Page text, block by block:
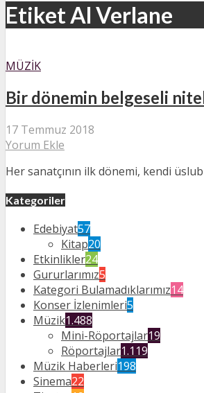
Etiket Al Verlane
MÜZIK
Bir dönemin belgeseli
17 Temmuz 2018
Yorum Ekle
Her sanatçının ilk dönemi, kendi
Kategoriler
Edebiyat57
Kitap20
Etkinlikler24
Gururlarımız5
Kategori Bulamadıklarımız14
Konser İzlenimleri5
Müzik1.488
Mini-Röportajlar19
Röportajlar1.119
Müzik Haberleri198
Sinema22